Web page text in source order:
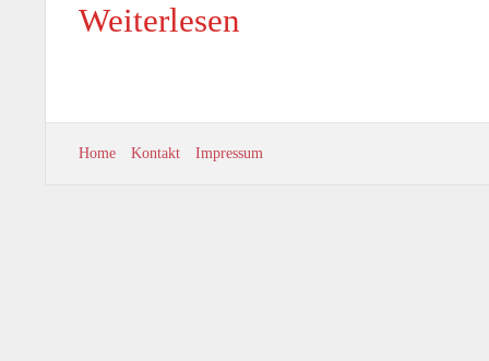
Weiterlesen
Home Kontakt Impressum